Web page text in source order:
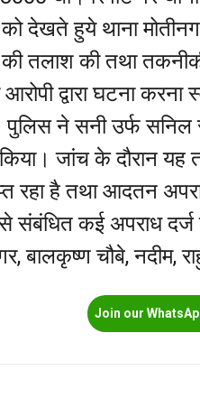
देखते हुये थाना
की तलाश की तथा
द्वारा घटना
ने सनी उर्फ सनिल
किया। जांच के दौरान
रहा है तथा आदतन
संबंधित कई अपराध दर्ज
बालकृष्ण चौबे, नदीम,
Join our